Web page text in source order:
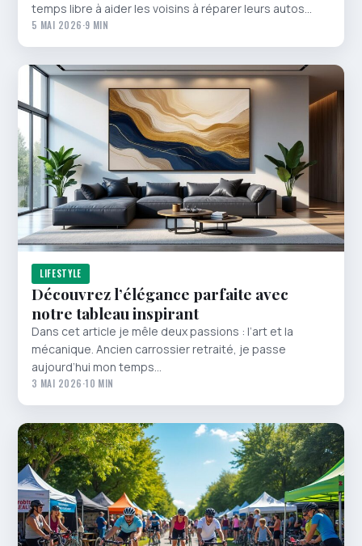
temps libre à aider les voisins à réparer leurs autos…
5 MAI 2026·9 MIN
LIFESTYLE
Découvrez l’élégance parfaite avec
notre tableau inspirant
Dans cet article je mêle deux passions : l’art et la
mécanique. Ancien carrossier retraité, je passe
aujourd’hui mon temps…
3 MAI 2026·10 MIN